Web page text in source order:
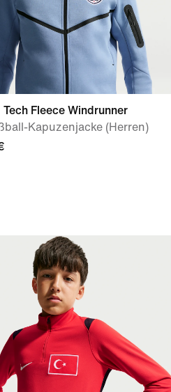
Tech Fleece Windrunner
Kapuzenjacke (Herren)